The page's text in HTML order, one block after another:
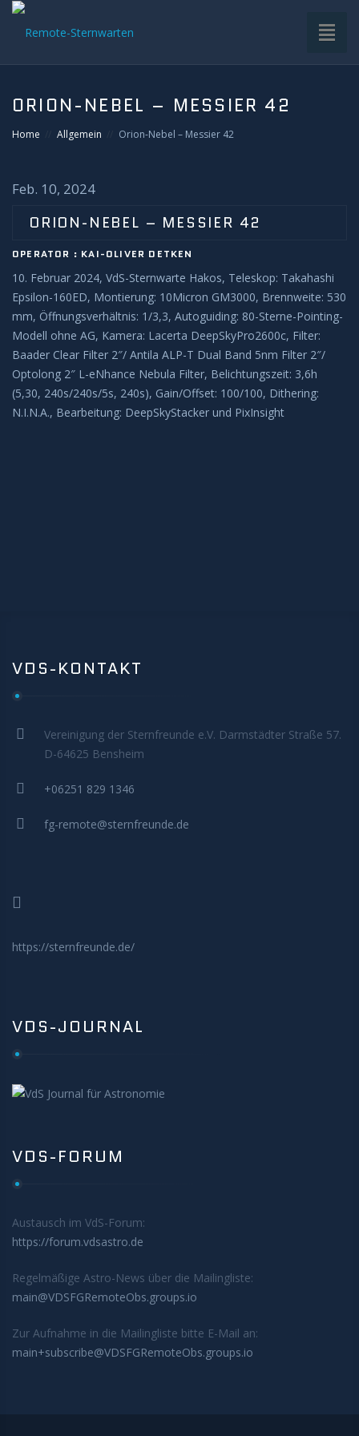
VDS-STERNWARTE
EQUIPMENT
SOFTWARE
BETRIEB
BEOBACHTUNG
KONTAKT
ORION-NEBEL – MESSIER 42
Home Allgemein Orion-Nebel – Messier 42
Feb. 10, 2024
ORION-NEBEL – MESSIER 42
OPERATOR : KAI-OLIVER DETKEN
10. Februar 2024, VdS-Sternwarte Hakos, Teleskop: Takahashi
Epsilon-160ED, Montierung: 10Micron GM3000, Brennweite: 530
mm, Öffnungsverhältnis: 1/3,3, Autoguiding: 80-Sterne-Pointing-
Modell ohne AG, Kamera: Lacerta DeepSkyPro2600c, Filter:
Baader Clear Filter 2″/ Antila ALP-T Dual Band 5nm Filter 2″/
Optolong 2″ L-eNhance Nebula Filter, Belichtungszeit: 3,6h
(5,30, 240s/240s/5s, 240s), Gain/Offset: 100/100, Dithering:
N.I.N.A., Bearbeitung: DeepSkyStacker und PixInsight
VDS-KONTAKT
Vereinigung der Sternfreunde e.V. Darmstädter Straße 57.
D-64625 Bensheim
+06251 829 1346
fg-remote@sternfreunde.de
https://sternfreunde.de/
VDS-JOURNAL
VDS-FORUM
Austausch im VdS-Forum:
https://forum.vdsastro.de
Regelmäßige Astro-News über die Mailingliste:
main@VDSFGRemoteObs.groups.io
Zur Aufnahme in die Mailingliste bitte E-Mail an:
main+subscribe@VDSFGRemoteObs.groups.io